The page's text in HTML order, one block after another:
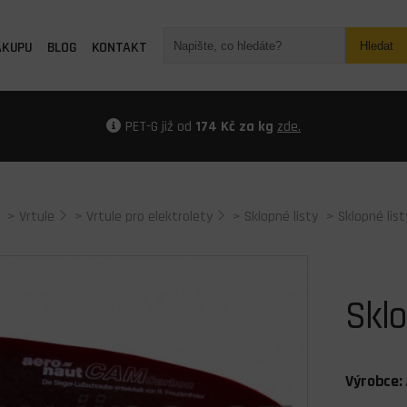
BLOG KONTAKT Hledat
PET-G již od 174 Kč za kg zde.
> Vrtule > Vrtule pro elektrolety > Sklopné listy > Sklopné
Výrobce: